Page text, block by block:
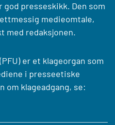
god presseskikk. Den som
medieomtale,
med redaksjonen.
er et klageorgan som
i presseetiske
om klageadgang, se: